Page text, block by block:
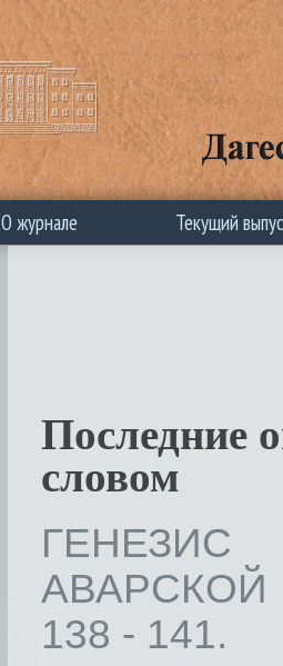
О журнале Текущий
Последние
словом
138 - 141.